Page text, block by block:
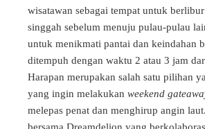
wisatawan sebagai tempat untuk
singgah sebelum menuju pulau-pulau
untuk menikmati pantai dan keindahan
ditempuh dengan waktu 2 atau 3 jam
Harapan merupakan salah satu pilihan
yang ingin melakukan weekend
melepas penat dan menghirup angin
bersama Dreamdelion yang